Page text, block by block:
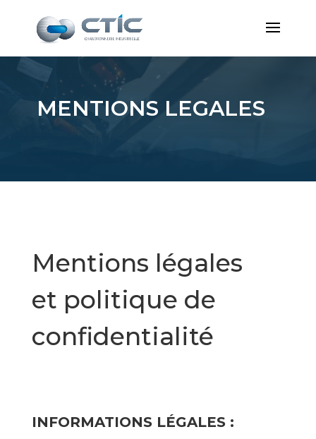
MENTIONS LEGALES
Mentions légales
et politique de
confidentialité
INFORMATIONS LÉGALES :